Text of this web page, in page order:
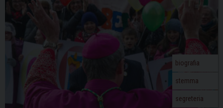
biografia
stemma
segreteria